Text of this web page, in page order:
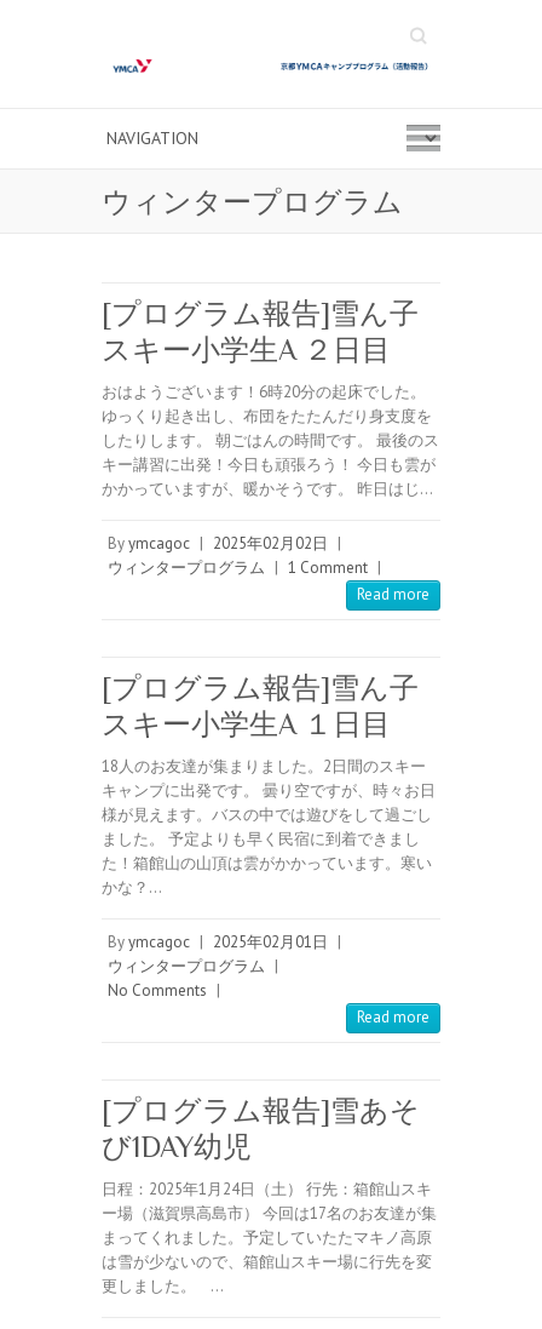
Search
ウィンタープログラム
[プログラム報告]雪ん子
スキー小学生A ２日目
おはようございます！6時20分の起床でした。
ゆっくり起き出し、布団をたたんだり身支度を
したりします。 朝ごはんの時間です。 最後のス
キー講習に出発！今日も頑張ろう！ 今日も雲が
かかっていますが、暖かそうです。 昨日はじ…
Byymcagoc | 2025年02月02日
|
ウィンタープログラム | 1 Comment |
Read more
[プログラム報告]雪ん子
スキー小学生A １日目
18人のお友達が集まりました。2日間のスキー
キャンプに出発です。 曇り空ですが、時々お日
様が見えます。バスの中では遊びをして過ごし
ました。 予定よりも早く民宿に到着できまし
た！箱館山の山頂は雲がかかっています。寒い
かな？…
Byymcagoc | 2025年02月01日
|
ウィンタープログラム |
No Comments |
Read more
[プログラム報告]雪あそ
び1DAY幼児
日程：2025年1月24日（土） 行先：箱館山スキ
ー場（滋賀県高島市） 今回は17名のお友達が集
まってくれました。予定していたたマキノ高原
は雪が少ないので、箱館山スキー場に行先を変
更しました。 …